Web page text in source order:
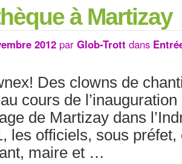
à Martizay
2012 par Glob-Trott dans
Des clowns de
cours de
de Martizay dans
les officiels, sous
maire et …